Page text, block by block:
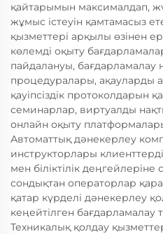
қайтарымын максималдап,
жұмыс істеуін қамтамасыз
қызметтері арқылы өзінен
көлемді оқыту
пайдалануы, бағдарламалау
процедуралары, ақауларды
қауіпсіздік протоколдарын
семинарлар, виртуалды
онлайн оқыту
Автоматтық дәнекерлеу
инструкторлары
мен біліктілік
сондықтан операторлар
қатар күрделі дәнекерлеу
кеңейтілген бағдарламалау
Техникалық қолдау